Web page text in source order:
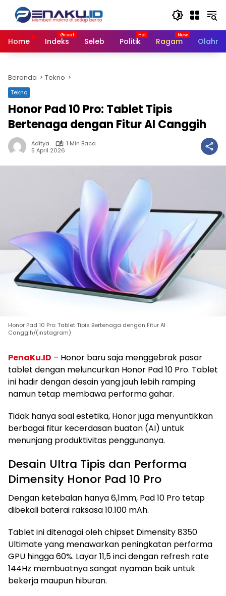
Langsung
konten
Home
Indeks Seleb Politik Ragam
Beranda Tekno
Tekno
Honor Pad 10 Pro: Tablet Tipis
Bertenaga dengan Fitur AI Canggih
Aditya
1 Min Baca
5 April 2026
Honor Pad 10 Pro: Tablet Tipis Bertenaga dengan Fitur AI
Canggih/(instagram)
PenaKu.ID – Honor baru saja menggebrak pasar
tablet dengan meluncurkan Honor Pad 10 Pro. Tablet
ini hadir dengan desain yang jauh lebih ramping
namun tetap membawa performa gahar.
Tidak hanya soal estetika, Honor juga menyuntikkan
berbagai fitur kecerdasan buatan (AI) untuk
menunjang produktivitas penggunanya.
Desain Ultra Tipis dan Performa
Dimensity Honor Pad 10 Pro
Dengan ketebalan hanya 6,1mm, Pad 10 Pro tetap
dibekali baterai raksasa 10.100 mAh.
Tablet ini ditenagai oleh chipset Dimensity 8350
Ultimate yang menawarkan peningkatan performa
GPU hingga 60%. Layar 11,5 inci dengan refresh rate
144Hz membuatnya sangat nyaman baik untuk
bekerja maupun hiburan.